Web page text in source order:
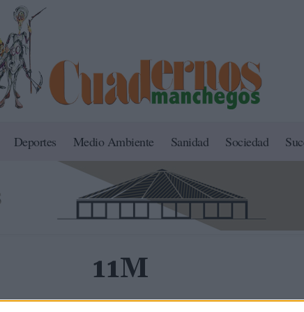
Deportes Medio Ambiente Sanidad Sociedad
11M